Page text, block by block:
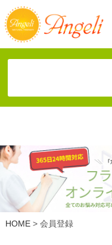
HOME 会員登録